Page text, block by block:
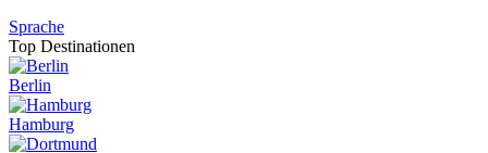
Sprache
Top Destinationen
Berlin
Hamburg